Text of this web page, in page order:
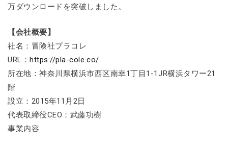
万ダウンロードを突破しました。
【会社概要】
社名：冒険社プラコレ
URL：https://pla-cole.co/
所在地：神奈川県横浜市西区南幸1丁目1-1JR横浜タワー21
階
設立：2015年11月2日
代表取締役CEO：武藤功樹
事業内容